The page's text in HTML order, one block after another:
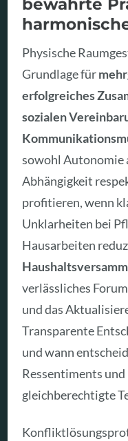
Physische
Grundlage für
erfolgreiches
sozialen
sowohl Autonomie
Abhängigkeit
profitieren, wenn
Unklarheiten bei
Hausarbeiten
verlässliches
und das
Transparente
und wann
Ressentiments
gleichberechtigte